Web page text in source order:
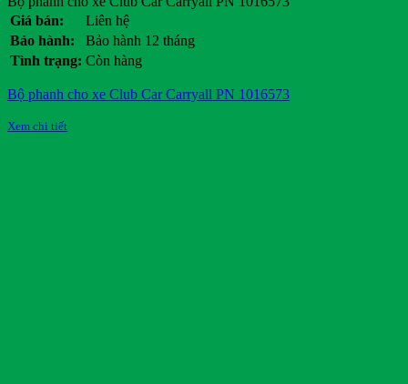
Giá bán:
Liên hệ
Bảo hành:
Bảo hành 12 tháng
Tình trạng: Còn hàng
Bộ phanh cho xe Club Car Carryall PN 1016573
Xem chi tiết